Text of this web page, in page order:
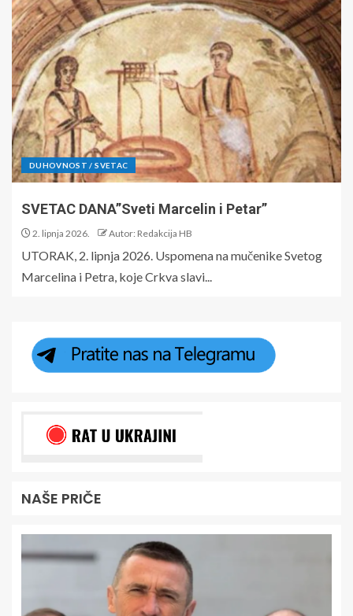
DUHOVNOST / SVETAC
SVETAC DANA”Sveti Marcelin i Petar”
2. lipnja 2026. Autor: Redakcija HB
UTORAK, 2. lipnja 2026. Uspomena na mučenike Svetog
Marcelina i Petra, koje Crkva slavi...
NAŠE PRIČE